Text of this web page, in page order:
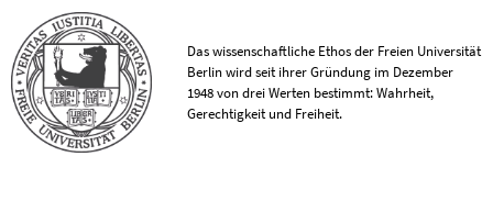
Das wissenschaftliche Ethos der Freien Universität
Berlin wird seit ihrer Gründung im Dezember
1948 von drei Werten bestimmt: Wahrheit,
Gerechtigkeit und Freiheit.